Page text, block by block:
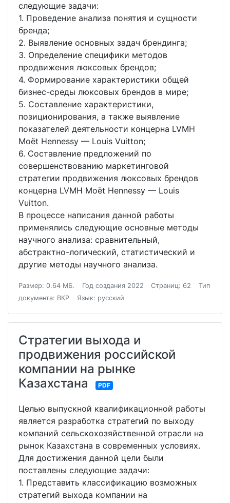
следующие задачи:
1. Проведение анализа понятия и сущности
бренда;
2. Выявление основных задач брендинга;
3. Определение специфики методов
продвижения люксовых брендов;
4. Формирование характеристики общей
бизнес-среды люксовых брендов в мире;
5. Составление характеристики,
позиционирования, а также выявление
показателей деятельности концерна LVMH
Moët Hennessy — Louis Vuitton;
6. Составление предложений по
совершенствованию маркетинговой
стратегии продвижения люксовых брендов
концерна LVMH Moët Hennessy — Louis
Vuitton.
В процессе написания данной работы
применялись следующие основные методы
научного анализа: сравнительный,
абстрактно-логический, статистический и
другие методы научного анализа.
Размер: 0.64 МБ. Год создания 2022 Страниц: 62
Тип
документа: ВКР
Язык: русский
Стратегии выхода и
продвижения российской
компании на рынке
Казахстана
PDF
Целью выпускной квалификационной работы
является разработка стратегий по выходу
компаний сельскохозяйственной отрасли на
рынок Казахстана в современных условиях.
Для достижения данной цели были
поставлены следующие задачи:
1. Представить классификацию возможных
стратегий выхода компании на